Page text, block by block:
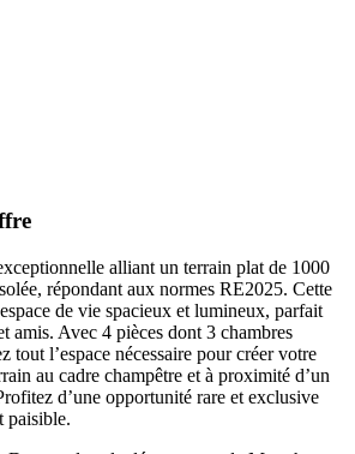
alliant un terrain plat de 1000
répondant aux normes RE2025. Cette
de vie spacieux et lumineux, parfait
amis. Avec 4 pièces dont 3 chambres
tout l’espace nécessaire pour créer votre
au cadre champêtre et à proximité d’un
d’une opportunité rare et exclusive
paisible.